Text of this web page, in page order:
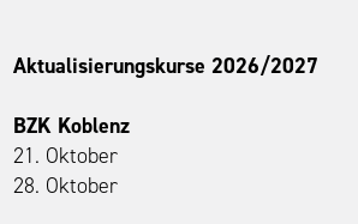
Aktualisierungskurse 2026/2027
BZK Koblenz
21. Oktober
28. Oktober